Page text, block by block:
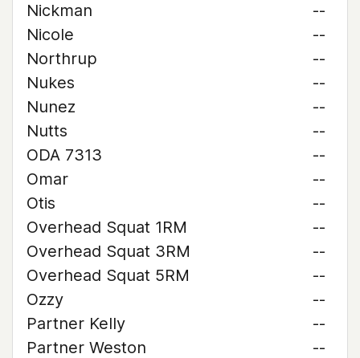
Nickman
--
Nicole
--
Northrup
--
Nukes
--
Nunez
--
Nutts
--
ODA 7313
--
Omar
--
Otis
--
Overhead Squat 1RM
--
Overhead Squat 3RM
--
Overhead Squat 5RM
--
Ozzy
--
Partner Kelly
--
Partner Weston
--